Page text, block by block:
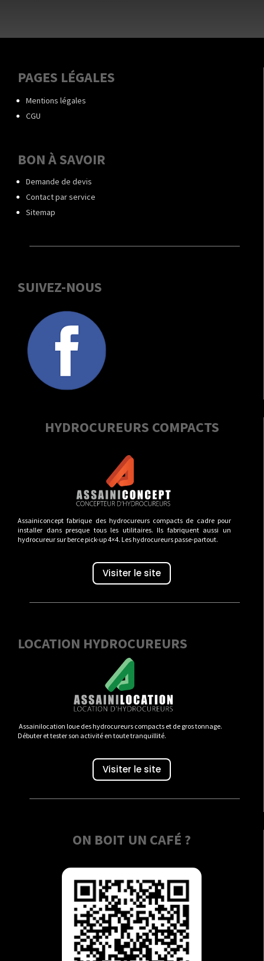
PAGES LÉGALES
Mentions légales
CGU
BON À SAVOIR
Demande de devis
Contact par service
Sitemap
SUIVEZ-NOUS
HYDROCUREURS COMPACTS
Assainiconcept fabrique des hydrocureurs compacts de cadre pour
installer dans presque tous les utilitaires. Ils fabriquent aussi un
hydrocureur sur berce pick-up 4×4. Les hydrocureurs passe-partout.
Visiter le site
LOCATION HYDROCUREURS
Assainilocation loue des hydrocureurs compacts et de gros tonnage.
Débuter et tester son activité en toute tranquillité.
Visiter le site
ON BOIT UN CAFÉ ?